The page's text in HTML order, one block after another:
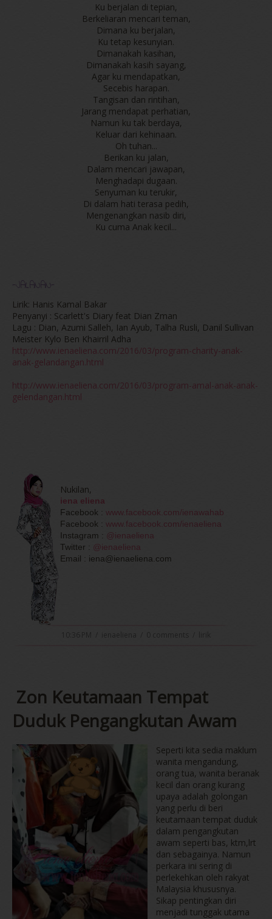
Ku berjalan di tepian,
Berkeliaran mencari teman,
Dimana ku berjalan,
Ku tetap kesunyian.
Dimanakah kasihan,
Dimanakah kasih sayang,
Agar ku mendapatkan,
Secebis harapan.
Tangisan dan rintihan,
Jarang mendapat perhatian,
Namun ku tak berdaya,
Keluar dari kehinaan.
Oh tuhan...
Berikan ku jalan,
Dalam mencari jawapan,
Menghadapi dugaan.
Senyuman ku terukir,
Di dalam hati terasa pedih,
Mengenangkan nasib diri,
Ku cuma Anak kecil...
-JALANAN-
Lirik: Hanis Kamal Bakar
Penyanyi : Scarlett's Diary feat Dian Zman
Lagu : Dian, Azumi Salleh, Ian Ayub, Talha Rusli, Danil Sullivan
Meister Kylo Ben Khairril Adha
http://www.ienaeliena.com/2016/03/program-charity-anak-
anak-gelandangan.html
http://www.ienaeliena.com/2016/03/program-amal-anak-anak-
gelendangan.html
Nukilan,
iena eliena
Facebook : www.facebook.com/ienawahab
Facebook : www.facebook.com/ienaeliena
Instagram : @ienaeliena
Twitter : @ienaeliena
Email : iena@ienaeliena.com
ienaeliena 0 comments
Zon Keutamaan Tempat
Duduk Pengangkutan Awam
Seperti kita sedia maklum
wanita mengandung,
orang tua, wanita beranak
kecil dan orang kurang
upaya adalah golongan
yang perlu di beri
keutamaan tempat duduk
dalam pengangkutan
awam seperti bas, ktm,lrt
dan sebagainya. Namun
perkara ini sering di
perlekehkan oleh rakyat
Malaysia khususnya.
Sikap pentingkan diri
menjadi tunggak utama